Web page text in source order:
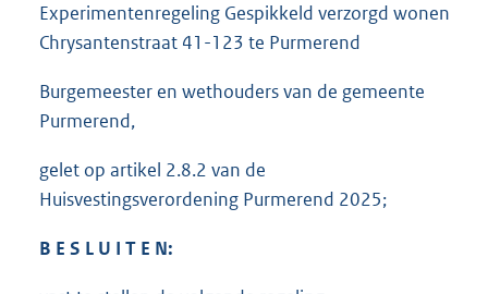
Experimentenregeling Gespikkeld verzorgd wonen
Chrysantenstraat 41-123 te Purmerend
Burgemeester en wethouders van de gemeente
Purmerend,
gelet op artikel 2.8.2 van de
Huisvestingsverordening Purmerend 2025;
B E S L U I T E N: